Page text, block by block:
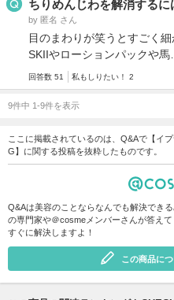
ちりめんじわを解消する
by 匿名 さん
目のまわりが笑うとすごく
SKIIやローションパックや馬…
回答数 51 私もしりたい！ 2
9件中 1-9件を表示
ここに掲載されているのは、Q&Aで【イ
G】に関する投稿を抜粋したものです。
Q&Aは美容のことならなんでも解決でき
の専門家や＠cosmeメンバーさんが答え
すぐに解決しますよ！
この商品に